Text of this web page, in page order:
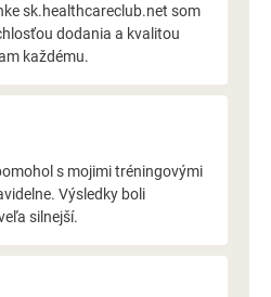
sk.healthcareclub.net som
dodania a kvalitou
každému.
s mojimi tréningovými
Výsledky boli
silnejší.